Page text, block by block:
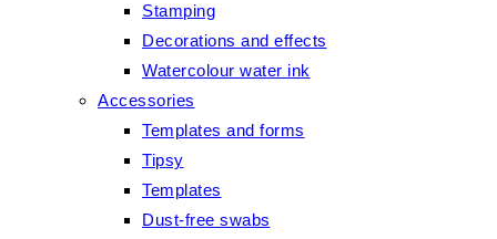
Stamping
Decorations and effects
Watercolour water ink
Accessories
Templates and forms
Tipsy
Templates
Dust-free swabs